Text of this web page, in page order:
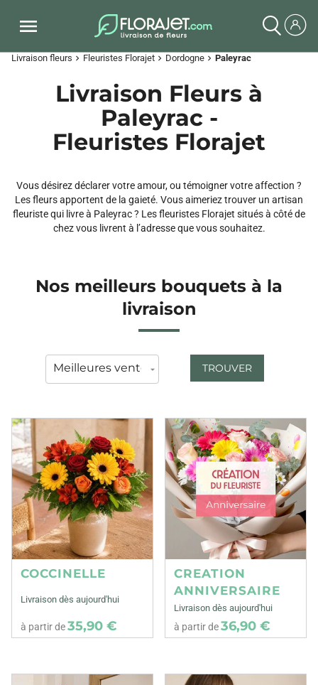
Livraison fleurs chevron_right Fleuristes Florajet chevron_right Dordogne chevron_right Paleyrac
Livraison Fleurs à
Paleyrac -
Fleuristes Florajet
Vous désirez déclarer votre amour, ou témoigner votre affection ?
Les fleurs apportent de la gaieté. Vous aimeriez trouver un artisan
fleuriste qui livre à Paleyrac ? Les fleuristes Florajet situés à côté de
chez vous livrent à l’adresse que vous souhaitez.
Nos meilleurs bouquets à la
livraison
TROUVER
COCCINELLE
Livraison dès aujourd'hui
à partir de35,90 €
CREATION
ANNIVERSAIRE
Livraison dès aujourd'hui
à partir de36,90 €